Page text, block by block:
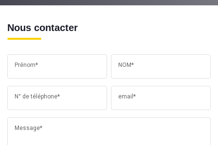
Nous contacter
Prénom* NOM*
N° de téléphone* email*
Message*